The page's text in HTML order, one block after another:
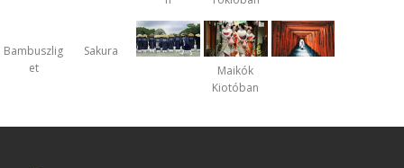
Bambuszlig
et
Sakura
Maikók
Kiotóban